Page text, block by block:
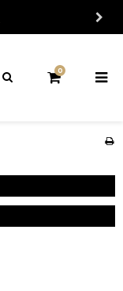
0